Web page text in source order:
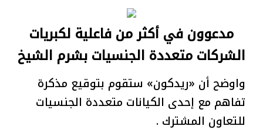
مدعوون في أكثر من فاعلية لكبريات
الشركات متعددة الجنسيات بشرم الشيخ
واوضح أن «ريدكون» ستقوم بتوقيع مذكرة
تفاهم مع إحدى الكيانات متعددة الجنسيات
للتعاون المشترك .